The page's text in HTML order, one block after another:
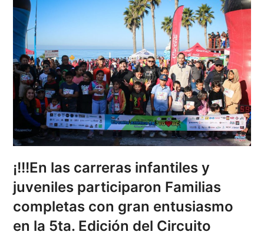
¡!!!En las carreras infantiles y
juveniles participaron Familias
completas con gran entusiasmo
en la 5ta. Edición del Circuito